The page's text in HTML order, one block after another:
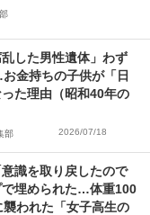
乱した男性遺体」わず
金持ちの子供が「日
た理由（昭和40年の
部 2026/07/18
意識を取り戻したので
埋められた…体重100
われた「女子高生の